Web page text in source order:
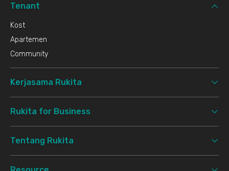
Tenant
Kost
Apartemen
Community
Kerjasama Rukita
Rukita for Business
Tentang Rukita